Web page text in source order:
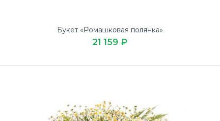
Букет «Ромашковая полянка»
21 159 ₽